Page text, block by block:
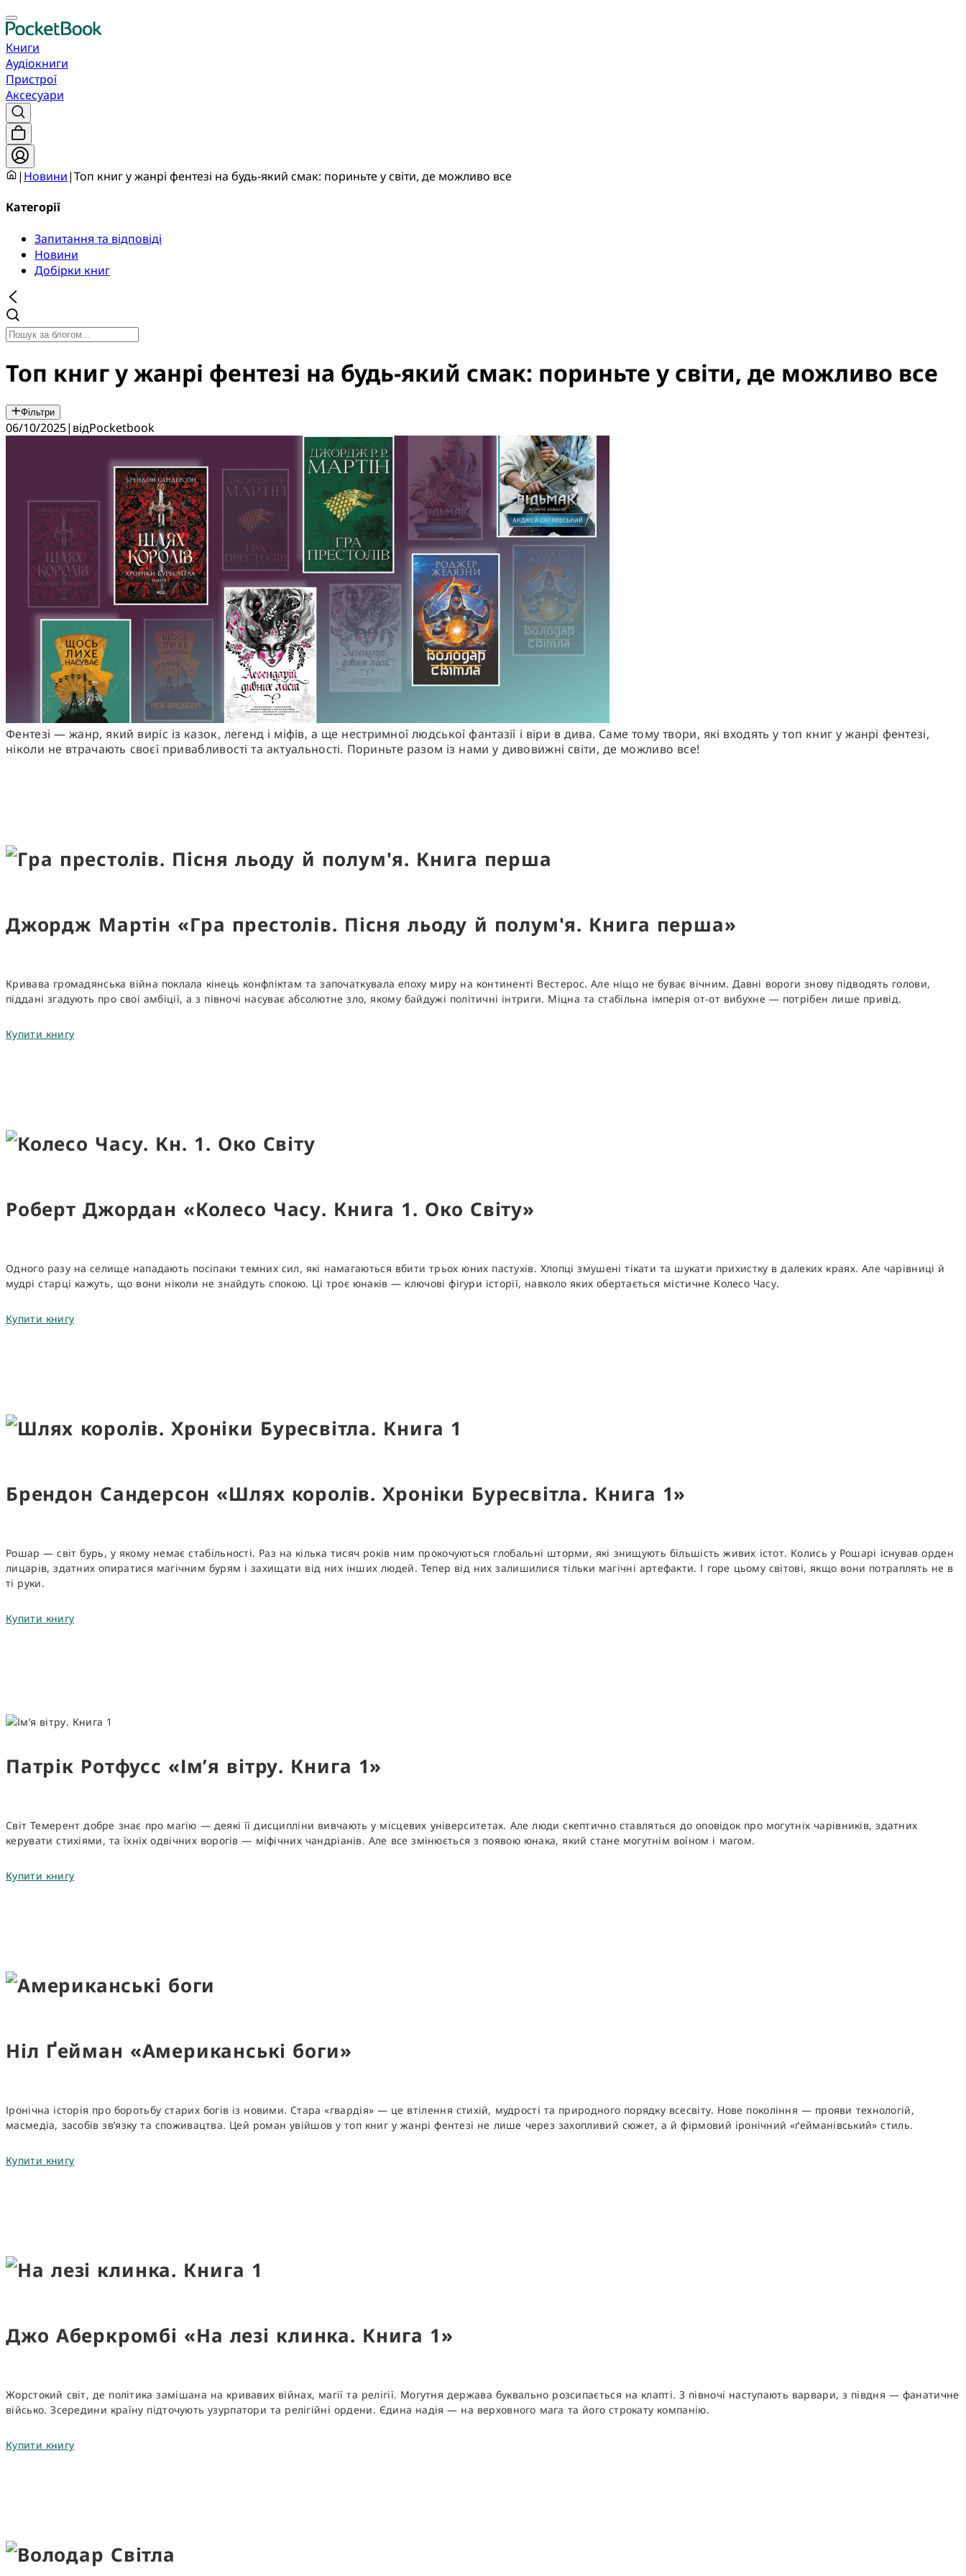
Книги
Аудіокниги
Пристрої
Аксесуари
| Новини|Топ книг у жанрі фентезі на будь-який смак: пориньте у світи, де можливо все
Категорії
Запитання та відповіді
Новини
Добірки книг
Топ книг у жанрі фентезі на будь-який смак: пориньте у світи, де можливо все
Фільтри
06/10/2025| відPocketbook
Фентезі — жанр, який виріс із казок, легенд і міфів, а ще нестримної людської фантазії і віри в дива. Саме тому твори, які входять утоп книг у жанрі фентезі,
ніколи не втрачають своєї привабливості та актуальності. Пориньте разом із нами у дивовижні світи, де можливо все!
Джордж Мартін «Гра престолів. Пісня льоду й полум'я. Книга перша»
Кривава громадянська війна поклала кінець конфліктам та започаткувала епоху миру на континенті Вестерос. Але ніщо не буває вічним. Давні вороги знову підводять голови,
піддані згадують про свої амбіції, а з півночі насуває абсолютне зло, якому байдужі політичні інтриги. Міцна та стабільна імперія от-от вибухне — потрібен лише привід.
Купити книгу
Роберт Джордан «Колесо Часу. Книга 1. Око Світу»
Одного разу на селище нападають посіпаки темних сил, які намагаються вбити трьох юних пастухів. Хлопці змушені тікати та шукати прихистку в далеких краях. Але чарівниці й
мудрі старці кажуть, що вони ніколи не знайдуть спокою. Ці троє юнаків — ключові фігури історії, навколо яких обертається містичне Колесо Часу.
Купити книгу
Брендон Сандерсон «Шлях королів. Хроніки Буресвітла. Книга 1»
Рошар — світ бурь, у якому немає стабільності. Раз на кілька тисяч років ним прокочуються глобальні шторми, які знищують більшість живих істот. Колись у Рошарі існував орден
лицарів, здатних опиратися магічним бурям і захищати від них інших людей. Тепер від них залишилися тільки магічні артефакти. І горе цьому світові, якщо вони потраплять не в
ті руки.
Купити книгу
Патрік Ротфусс «Ім’я вітру. Книга 1»
Світ Темерент добре знає про магію — деякі її дисципліни вивчають у місцевих університетах. Але люди скептично ставляться до оповідок про могутніх чарівників, здатних
керувати стихіями, та їхніх одвічних ворогів — міфічних чандріанів. Але все змінюється з появою юнака, який стане могутнім воїном і магом.
Купити книгу
Ніл Ґейман «Американські боги»
Іронічна історія про боротьбу старих богів із новими. Стара «гвардія» — це втілення стихій, мудрості та природного порядку всесвіту. Нове покоління — прояви технологій,
масмедіа, засобів зв’язку та споживацтва. Цей роман увійшов утоп книг у жанрі фентезі не лише через захопливий сюжет, а й фірмовий іронічний «ґейманівський» стиль.
Купити книгу
Джо Аберкромбі «На лезі клинка. Книга 1»
Жорстокий світ, де політика замішана на кривавих війнах, магії та релігії. Могутня держава буквально розсипається на клапті. З півночі наступають варвари, з півдня — фанатичне
військо. Зсередини країну підточують узурпатори та релігійні ордени. Єдина надія — на верховного мага та його строкату компанію.
Купити книгу